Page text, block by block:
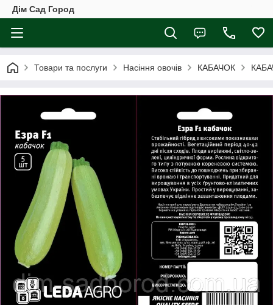
Дім Сад Город
Товари та послуги Насіння овочів КАБАЧОК